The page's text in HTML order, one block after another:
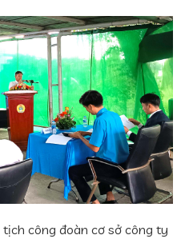
công đoàn cơ sở công ty